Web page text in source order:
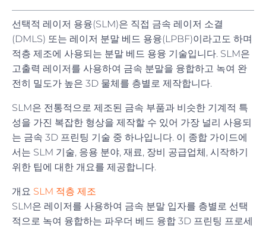
선택적 레이저 용융(SLM)은 직접 금속 레이저 소결
(DMLS) 또는 레이저 분말 베드 용융(LPBF)이라고도 하며
적층 제조에 사용되는 분말 베드 용융 기술입니다. SLM은
고출력 레이저를 사용하여 금속 분말을 융합하고 녹여 완
전히 밀도가 높은 3D 물체를 층별로 제작합니다.
SLM은 전통적으로 제조된 금속 부품과 비슷한 기계적 특
성을 가진 복잡한 형상을 제작할 수 있어 가장 널리 사용되
는 금속 3D 프린팅 기술 중 하나입니다. 이 종합 가이드에
서는 SLM 기술, 응용 분야, 재료, 장비 공급업체, 시작하기
위한 팁에 대한 개요를 제공합니다.
개요 SLM 적층 제조
SLM은 레이저를 사용하여 금속 분말 입자를 층별로 선택
적으로 녹여 융합하는 파우더 베드 융합 3D 프린팅 프로세